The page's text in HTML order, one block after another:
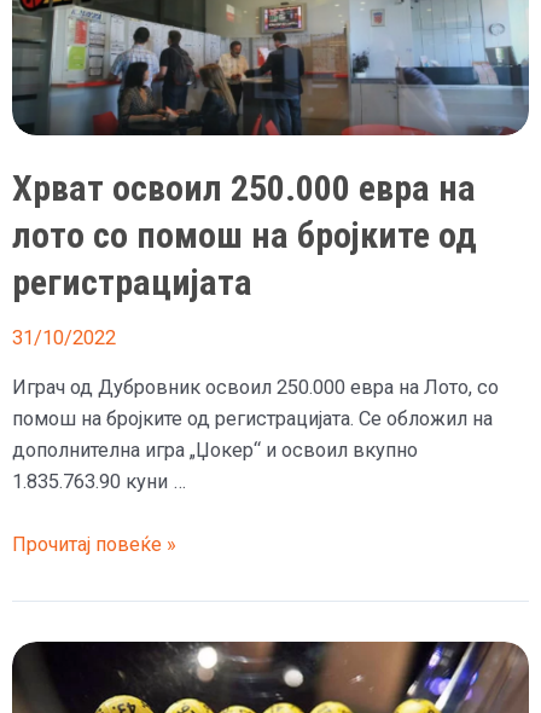
Хрват освоил 250.000 евра на
лото со помош на бројките од
регистрацијата
31/10/2022
Играч од Дубровник освоил 250.000 евра на Лото, со
помош на бројките од регистрацијата. Се обложил на
дополнителна игра „Џокер“ и освоил вкупно
1.835.763.90 куни …
Хрват
250.000
евра
на
лото
Прочитај повеќе »